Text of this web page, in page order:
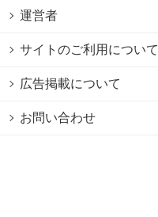
運営者
サイトのご利用について
広告掲載について
お問い合わせ